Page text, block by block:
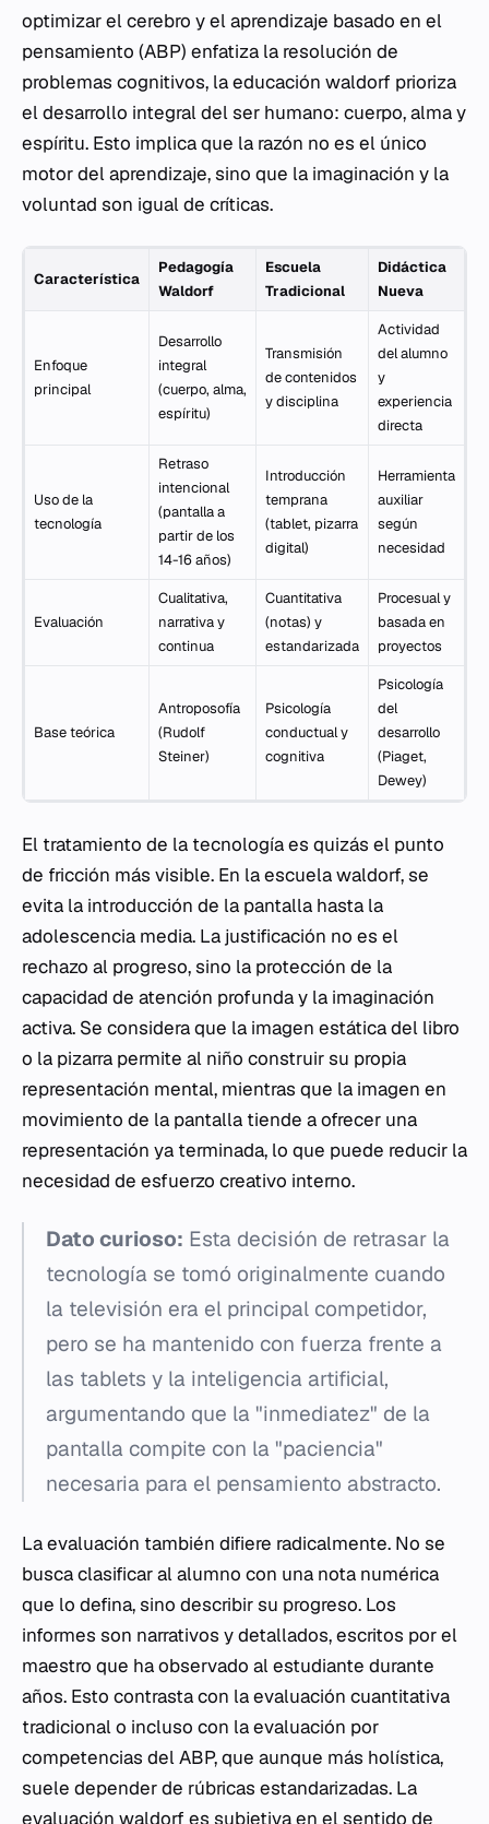
optimizar el cerebro y el aprendizaje basado en el
pensamiento (ABP) enfatiza la resolución de
problemas cognitivos, la educación waldorf prioriza
el desarrollo integral del ser humano: cuerpo, alma y
espíritu. Esto implica que la razón no es el único
motor del aprendizaje, sino que la imaginación y la
voluntad son igual de críticas.
Característica
Pedagogía
Waldorf
Escuela
Tradicional
Didáctica
Nueva
Enfoque
principal
Desarrollo
integral
(cuerpo, alma,
espíritu)
Transmisión
de contenidos
y disciplina
Actividad
del alumno
y
experiencia
directa
Uso de la
tecnología
Retraso
intencional
(pantalla a
partir de los
14-16 años)
Introducción
temprana
(tablet, pizarra
digital)
Herramienta
auxiliar
según
necesidad
Evaluación
Cualitativa,
narrativa y
continua
Cuantitativa
(notas) y
estandarizada
Procesual y
basada en
proyectos
Base teórica
Antroposofía
(Rudolf
Steiner)
Psicología
conductual y
cognitiva
Psicología
del
desarrollo
(Piaget,
Dewey)
El tratamiento de la tecnología es quizás el punto
de fricción más visible. En la escuela waldorf, se
evita la introducción de la pantalla hasta la
adolescencia media. La justificación no es el
rechazo al progreso, sino la protección de la
capacidad de atención profunda y la imaginación
activa. Se considera que la imagen estática del libro
o la pizarra permite al niño construir su propia
representación mental, mientras que la imagen en
movimiento de la pantalla tiende a ofrecer una
representación ya terminada, lo que puede reducir la
necesidad de esfuerzo creativo interno.
Dato curioso: Esta decisión de retrasar la
tecnología se tomó originalmente cuando
la televisión era el principal competidor,
pero se ha mantenido con fuerza frente a
las tablets y la inteligencia artificial,
argumentando que la "inmediatez" de la
pantalla compite con la "paciencia"
necesaria para el pensamiento abstracto.
La evaluación también difiere radicalmente. No se
busca clasificar al alumno con una nota numérica
que lo defina, sino describir su progreso. Los
informes son narrativos y detallados, escritos por el
maestro que ha observado al estudiante durante
años. Esto contrasta con la evaluación cuantitativa
tradicional o incluso con la evaluación por
competencias del ABP, que aunque más holística,
suele depender de rúbricas estandarizadas. La
evaluación waldorf es subjetiva en el sentido de